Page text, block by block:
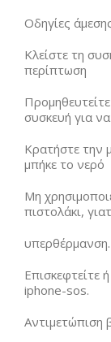
Οδηγίες
Κλείστε τη
περίπτωση
συσκευή για
Κρατήστε την
μπήκε το νερό
Μη
πιστολάκι,
υπερθέρμανση.
Επισκεφτείτε
iphone-sos.
Αντιμετώπιση